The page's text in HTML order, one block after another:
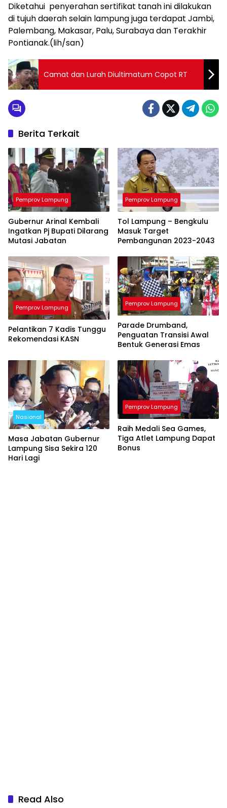
Diketahui penyerahan sertifikat tanah ini dilakukan
di tujuh daerah selain lampung juga terdapat Jambi,
Palembang, Makasar, Palu, Surabaya dan Terakhir
Pontianak.(lih/san)
Camat dan Lurah Diultimatum Copot RT
Berita Terkait
Pemprov Lampung
Gubernur Arinal Kembali
Ingatkan Pj Bupati Dilarang
Mutasi Jabatan
Pemprov Lampung
Tol Lampung – Bengkulu
Masuk Target
Pembangunan 2023-2043
Pemprov Lampung
Pelantikan 7 Kadis Tunggu
Rekomendasi KASN
Pemprov Lampung
Parade Drumband,
Penguatan Transisi Awal
Bentuk Generasi Emas
Nasional
Masa Jabatan Gubernur
Lampung Sisa Sekira 120
Hari Lagi
Pemprov Lampung
Raih Medali Sea Games,
Tiga Atlet Lampung Dapat
Bonus
Read Also